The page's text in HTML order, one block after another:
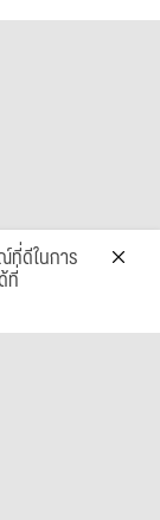
ที่ดีในการ
ที่